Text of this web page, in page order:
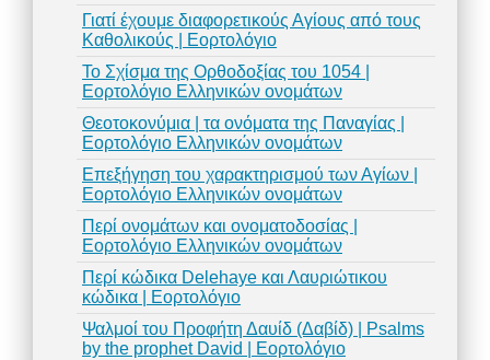
Γιατί έχουμε διαφορετικούς Αγίους από τους
Καθολικούς | Εορτολόγιο
Το Σχίσμα της Ορθοδοξίας του 1054 |
Εορτολόγιο Ελληνικών ονομάτων
Θεοτοκονύμια | τα ονόματα της Παναγίας |
Εορτολόγιο Ελληνικών ονομάτων
Επεξήγηση του χαρακτηρισμού των Αγίων |
Εορτολόγιο Ελληνικών ονομάτων
Περί ονομάτων και ονοματοδοσίας |
Εορτολόγιο Ελληνικών ονομάτων
Περί κώδικα Delehaye και Λαυριώτικου
κώδικα | Εορτολόγιο
Ψαλμοί του Προφήτη Δαυίδ (Δαβίδ) | Psalms
by the prophet David | Εορτολόγιο